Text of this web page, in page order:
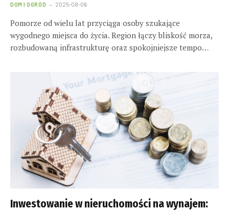
DOM I OGRÓD 2025-08-06
Pomorze od wielu lat przyciąga osoby szukające
wygodnego miejsca do życia. Region łączy bliskość morza,
rozbudowaną infrastrukturę oraz spokojniejsze tempo…
Inwestowanie w nieruchomości na wynajem: